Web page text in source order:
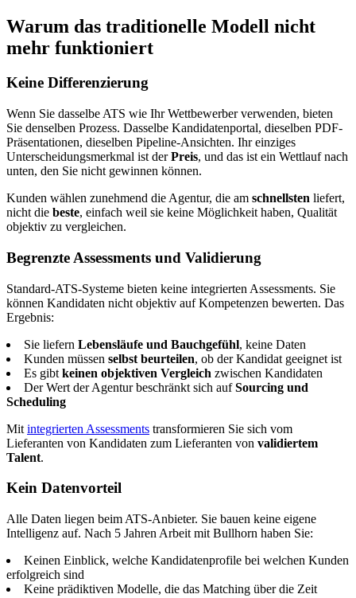
Warum das traditionelle Modell nicht
mehr funktioniert
Keine Differenzierung
Wenn Sie dasselbe ATS wie Ihr Wettbewerber verwenden, bieten
Sie denselben Prozess. Dasselbe Kandidatenportal, dieselben PDF-
Präsentationen, dieselben Pipeline-Ansichten. Ihr einziges
Unterscheidungsmerkmal ist derPreis, und das ist ein Wettlauf nach
unten, den Sie nicht gewinnen können.
Kunden wählen zunehmend die Agentur, die am schnellsten liefert,
nicht die beste, einfach weil sie keine Möglichkeit haben, Qualität
objektiv zu vergleichen.
Begrenzte Assessments und Validierung
Standard-ATS-Systeme bieten keine integrierten Assessments. Sie
können Kandidaten nicht objektiv auf Kompetenzen bewerten. Das
Ergebnis:
Sie liefern Lebensläufe und Bauchgefühl, keine Daten
Kunden müssen selbst beurteilen, ob der Kandidat geeignet ist
Es gibt keinen objektiven Vergleich zwischen Kandidaten
Der Wert der Agentur beschränkt sich aufSourcing und
Scheduling
Mit integrierten Assessments transformieren Sie sich vom
Lieferanten von Kandidaten zum Lieferanten von validiertem
Talent.
Kein Datenvorteil
Alle Daten liegen beim ATS-Anbieter. Sie bauen keine eigene
Intelligenz auf. Nach 5 Jahren Arbeit mit Bullhorn haben Sie:
Keinen Einblick, welche Kandidatenprofile bei welchen Kunden
erfolgreich sind
Keine prädiktiven Modelle, die das Matching über die Zeit